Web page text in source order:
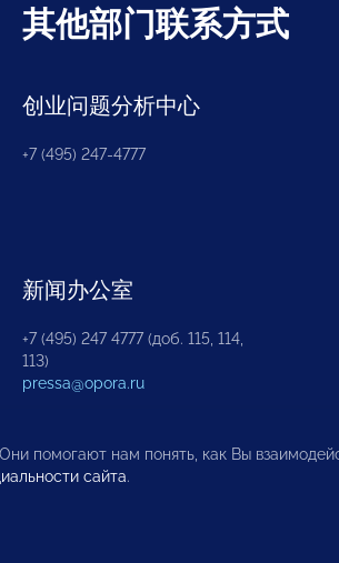
其他部门联系方式
创业问题分析中心
+7 (495) 247-4777
新闻办公室
+7 (495) 247 4777 (доб. 115, 114,
113)
pressa@opora.ru
помогают нам понять, как Вы
сайта.